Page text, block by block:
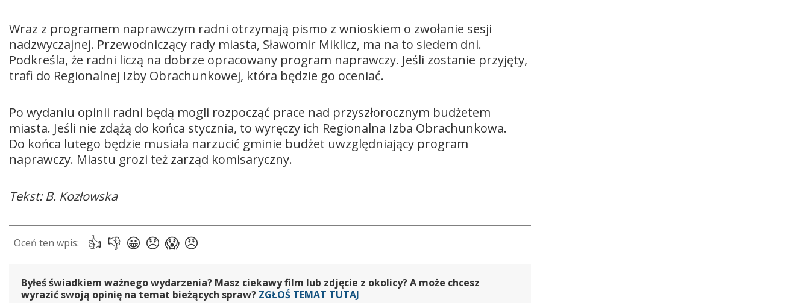
Wraz z programem naprawczym radni otrzymają pismo z wnioskiem o zwołanie sesji
nadzwyczajnej. Przewodniczący rady miasta, Sławomir Miklicz, ma na to siedem dni.
Podkreśla, że radni liczą na dobrze opracowany program naprawczy. Jeśli zostanie przyjęty,
trafi do Regionalnej Izby Obrachunkowej, która będzie go oceniać.
Po wydaniu opinii radni będą mogli rozpocząć prace nad przyszłorocznym budżetem
miasta. Jeśli nie zdążą do końca stycznia, to wyręczy ich Regionalna Izba Obrachunkowa.
Do końca lutego będzie musiała narzucić gminie budżet uwzględniający program
naprawczy. Miastu grozi też zarząd komisaryczny.
Tekst: B. Kozłowska
Byłeś świadkiem ważnego wydarzenia? Masz ciekawy film lub zdjęcie z okolicy? A może chcesz
wyrazić swoją opinię na temat bieżących spraw? ZGŁOŚ TEMAT TUTAJ